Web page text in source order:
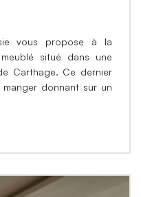
vous propose à la
situé dans une
Carthage. Ce dernier
donnant sur un